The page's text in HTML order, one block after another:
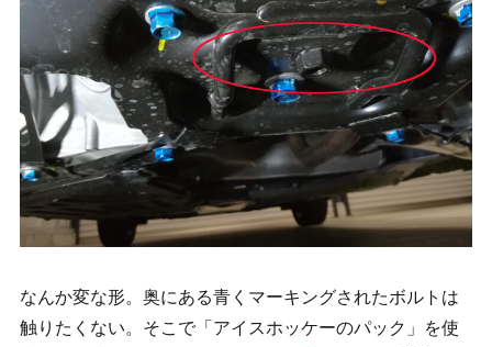
なんか変な形。奥にある青くマーキングされたボルトは
触りたくない。そこで「アイスホッケーのパック」を使